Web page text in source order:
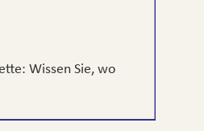
und